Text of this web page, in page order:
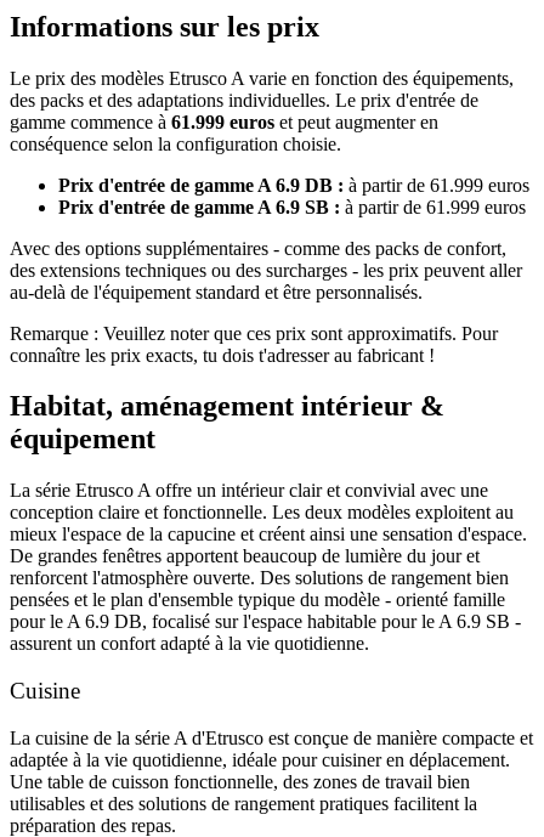
Informations sur les prix
Le prix des modèles Etrusco A varie en fonction des équipements,
des packs et des adaptations individuelles. Le prix d'entrée de
gamme commence à 61.999 euros et peut augmenter en
conséquence selon la configuration choisie.
Prix d'entrée de gamme A 6.9 DB : à partir de 61.999 euros
Prix d'entrée de gamme A 6.9 SB : à partir de 61.999 euros
Avec des options supplémentaires - comme des packs de confort,
des extensions techniques ou des surcharges - les prix peuvent aller
au-delà de l'équipement standard et être personnalisés.
Remarque : Veuillez noter que ces prix sont approximatifs. Pour
connaître les prix exacts, tu dois t'adresser au fabricant !
Habitat, aménagement intérieur &
équipement
La série Etrusco A offre un intérieur clair et convivial avec une
conception claire et fonctionnelle. Les deux modèles exploitent au
mieux l'espace de la capucine et créent ainsi une sensation d'espace.
De grandes fenêtres apportent beaucoup de lumière du jour et
renforcent l'atmosphère ouverte. Des solutions de rangement bien
pensées et le plan d'ensemble typique du modèle - orienté famille
pour le A 6.9 DB, focalisé sur l'espace habitable pour le A 6.9 SB -
assurent un confort adapté à la vie quotidienne.
Cuisine
La cuisine de la série A d'Etrusco est conçue de manière compacte et
adaptée à la vie quotidienne, idéale pour cuisiner en déplacement.
Une table de cuisson fonctionnelle, des zones de travail bien
utilisables et des solutions de rangement pratiques facilitent la
préparation des repas.